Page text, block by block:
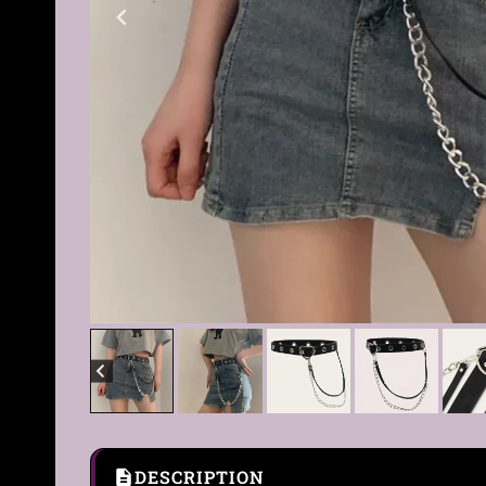
DESCRIPTION